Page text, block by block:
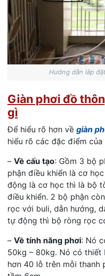
Hướng dẫn lắp
Giàn phơi đồ
gì
Để hiểu rõ hơn về giàn
hiểu rõ các đặc điểm của
– Về cấu tạo: Gồm 3 bộ
phận điều khiển là cơ
động là cơ học thì là bộ
điều khiển. 2 bộ phận
rọc với buli, dẫn hướng,
tự động thì bộ ròng rọc
– Về tính năng phơi: Nó
50kg – 80kg. Nó có thiết
hơn 40 lỗ trên mỗi thanh